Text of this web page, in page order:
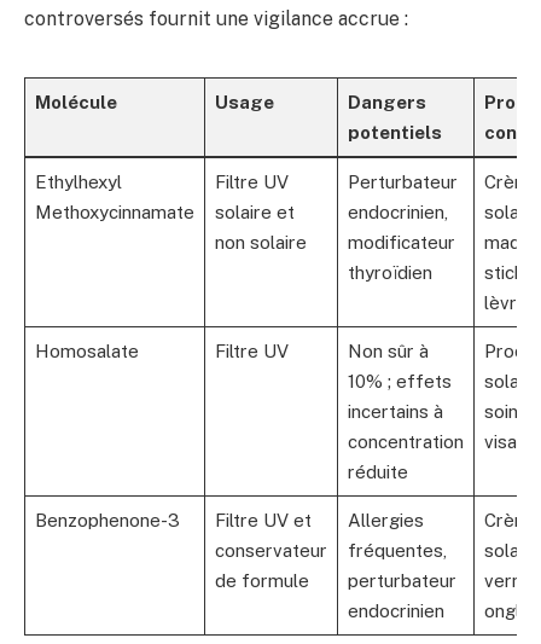
controversés fournit une vigilance accrue :
Molécule Usage
Dangers
potentiels
Ethylhexyl
Methoxycinnamate
Filtre UV
solaire et
non solaire
Perturbateur
endocrinien,
modificateur
thyroïdien
sticks
lèvres
Homosalate Filtre UV
Non sûr à
10% ; effets
incertains à
concentration
réduite
soins
visage
Benzophenone-3
Filtre UV et
conservateur
de formule
Allergies
fréquentes,
perturbateur
endocrinien
vernis
ongles